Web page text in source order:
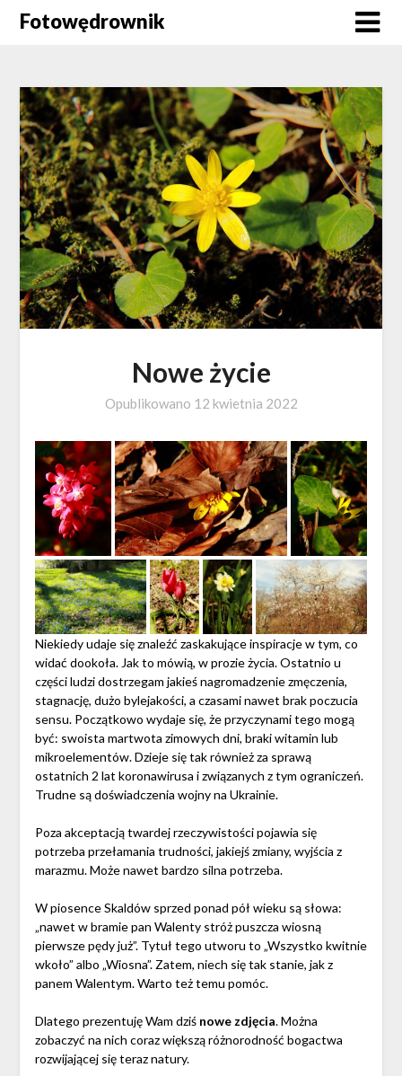
SkipFotowędrownik
Nowe życie
Opublikowano 12 kwietnia 2022
Niekiedy udaje się znaleźć zaskakujące inspiracje w tym, co
widać dookoła. Jak to mówią, w prozie życia. Ostatnio u
części ludzi dostrzegam jakieś nagromadzenie zmęczenia,
stagnację, dużo bylejakości, a czasami nawet brak poczucia
sensu. Początkowo wydaje się, że przyczynami tego mogą
być: swoista martwota zimowych dni, braki witamin lub
mikroelementów. Dzieje się tak również za sprawą
ostatnich 2 lat koronawirusa i związanych z tym ograniczeń.
Trudne są doświadczenia wojny na Ukrainie.
Poza akceptacją twardej rzeczywistości pojawia się
potrzeba przełamania trudności, jakiejś zmiany, wyjścia z
marazmu. Może nawet bardzo silna potrzeba.
W piosence Skaldów sprzed ponad pół wieku są słowa:
„nawet w bramie pan Walenty stróż puszcza wiosną
pierwsze pędy już”. Tytuł tego utworu to „Wszystko kwitnie
wkoło” albo „Wiosna”. Zatem, niech się tak stanie, jak z
panem Walentym. Warto też temu pomóc.
Dlatego prezentuję Wam dziś nowe zdjęcia. Można
zobaczyć na nich coraz większą różnorodność bogactwa
rozwijającej się teraz natury.